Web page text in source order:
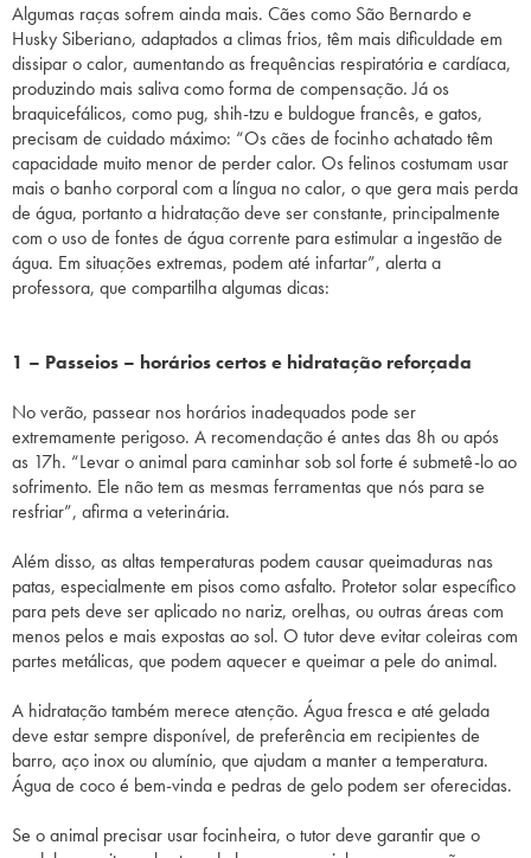
Algumas raças sofrem ainda mais. Cães como São Bernardo e
Husky Siberiano, adaptados a climas frios, têm mais dificuldade em
dissipar o calor, aumentando as frequências respiratória e cardíaca,
produzindo mais saliva como forma de compensação. Já os
braquicefálicos, como pug, shih-tzu e buldogue francês, e gatos,
precisam de cuidado máximo: “Os cães de focinho achatado têm
capacidade muito menor de perder calor. Os felinos costumam usar
mais o banho corporal com a língua no calor, o que gera mais perda
de água, portanto a hidratação deve ser constante, principalmente
com o uso de fontes de água corrente para estimular a ingestão de
água. Em situações extremas, podem até infartar”, alerta a
professora, que compartilha algumas dicas:
1 – Passeios – horários certos e hidratação reforçada
No verão, passear nos horários inadequados pode ser
extremamente perigoso. A recomendação é antes das 8h ou após
as 17h. “Levar o animal para caminhar sob sol forte é submetê-lo ao
sofrimento. Ele não tem as mesmas ferramentas que nós para se
resfriar”, afirma a veterinária.
Além disso, as altas temperaturas podem causar queimaduras nas
patas, especialmente em pisos como asfalto. Protetor solar específico
para pets deve ser aplicado no nariz, orelhas, ou outras áreas com
menos pelos e mais expostas ao sol. O tutor deve evitar coleiras com
partes metálicas, que podem aquecer e queimar a pele do animal.
A hidratação também merece atenção. Água fresca e até gelada
deve estar sempre disponível, de preferência em recipientes de
barro, aço inox ou alumínio, que ajudam a manter a temperatura.
Água de coco é bem-vinda e pedras de gelo podem ser oferecidas.
Se o animal precisar usar focinheira, o tutor deve garantir que o